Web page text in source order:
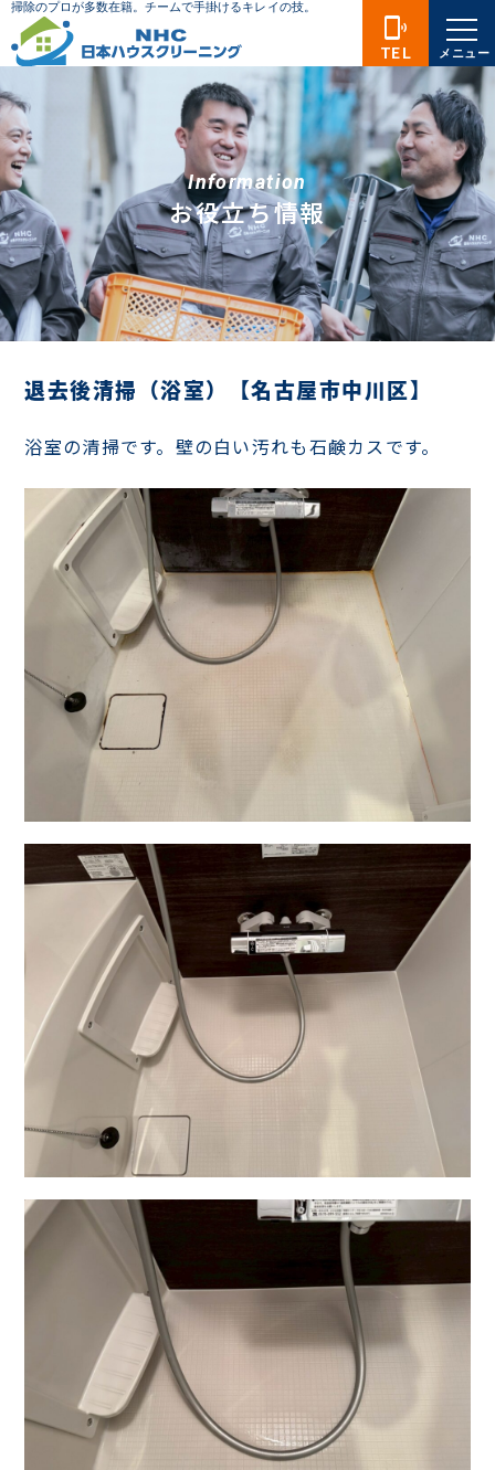
Information
お役立ち情報
退去後清掃（浴室）【名古屋市中川区】
浴室の清掃です。壁の白い汚れも石鹸カスです。
phonelink_ring
TEL メニュー